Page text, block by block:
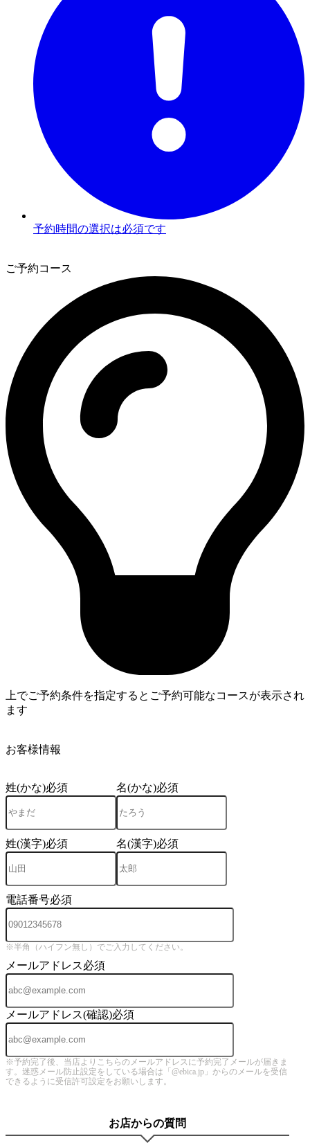
予約時間の選択は必須です
ご予約コース
上でご予約条件を指定するとご予約可能なコースが表示され
ます
お客様情報
姓(かな)必須 名(かな)必須
姓(漢字)必須 名(漢字)必須
電話番号必須
※半角（ハイフン無し）でご入力してください。
メールアドレス必須
メールアドレス(確認)必須
※予約完了後、当店よりこちらのメールアドレスに予約完了メールが届きま
す。迷惑メール防止設定をしている場合は「@ebica.jp」からのメールを受信
できるように受信許可設定をお願いします。
お店からの質問